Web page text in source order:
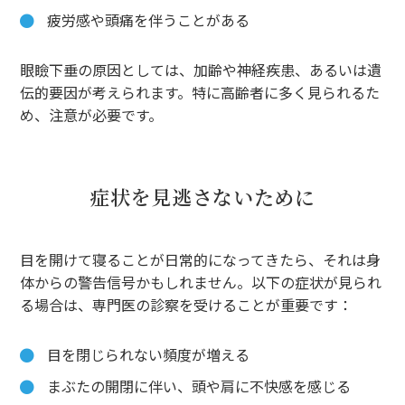
疲労感や頭痛を伴うことがある
眼瞼下垂の原因としては、加齢や神経疾患、あるいは遺
伝的要因が考えられます。特に高齢者に多く見られるた
め、注意が必要です。
症状を見逃さないために
目を開けて寝ることが日常的になってきたら、それは身
体からの警告信号かもしれません。以下の症状が見られ
る場合は、専門医の診察を受けることが重要です：
目を閉じられない頻度が増える
まぶたの開閉に伴い、頭や肩に不快感を感じる